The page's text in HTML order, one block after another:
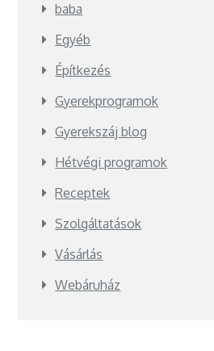
baba
Egyéb
Építkezés
Gyerekprogramok
Gyerekszáj blog
Hétvégi programok
Receptek
Szolgáltatások
Vásárlás
Webáruház